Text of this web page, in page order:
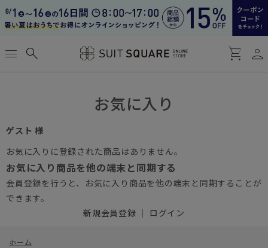
menu search shopping_cart person
お気に入り
ゲスト 様
お気に入りに登録された商品はありません。
お気に入り商品を他の端末と同期する
会員登録を行うと、お気に入り商品を他の端末と同期することが
できます。
新規会員登録 ｜ ログイン
ホーム